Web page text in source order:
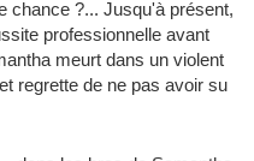
chance ?... Jusqu'à présent,
professionnelle avant
meurt dans un violent
regrette de ne pas avoir su